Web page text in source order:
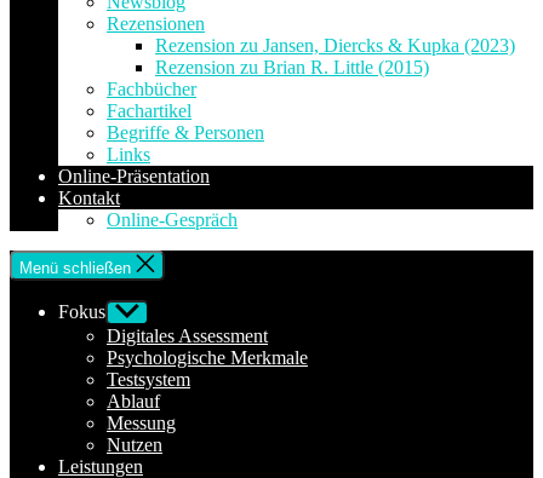
Rezensionen
Rezension zu Jansen, Diercks & Kupka (2023)
Rezension zu Brian R. Little (2015)
Fachbücher
Fachartikel
Begriffe & Personen
Links
Online-Präsentation
Kontakt
Online-Gespräch
Menü schließen
Fokus Untermenü
anzeigen
Digitales Assessment
Psychologische Merkmale
Testsystem
Ablauf
Messung
Nutzen
Leistungen